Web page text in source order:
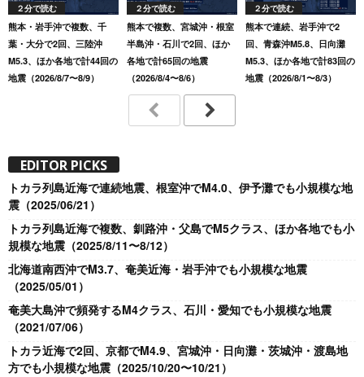
２分で読む
熊本・岩手沖で複数、千
葉・大分で2回、三陸沖
M5.3、ほか各地で計44回の
地震（2026/8/7〜8/9）
２分で読む
熊本で複数、宮城沖・根室
半島沖・石川で2回、ほか
各地で計65回の地震
（2026/8/4〜8/6）
２分で読む
熊本で連続、岩手沖で2
回、青森沖M5.8、日向灘
M5.3、ほか各地で計83回の
地震（2026/8/1〜8/3）
EDITOR PICKS
トカラ列島近海で連続地震、根室沖でM4.0、伊予灘でも小規模な地
震（2025/06/21）
トカラ列島近海で複数、釧路沖・父島でM5クラス、ほか各地でも小
規模な地震（2025/8/11〜8/12）
北海道南西沖でM3.7、奄美近海・岩手沖でも小規模な地震
（2025/05/01）
奄美大島沖で頻発するM4クラス、石川・愛知でも小規模な地震
（2021/07/06）
トカラ近海で2回、京都でM4.9、宮城沖・日向灘・茨城沖・渡島地
方でも小規模な地震（2025/10/20〜10/21）